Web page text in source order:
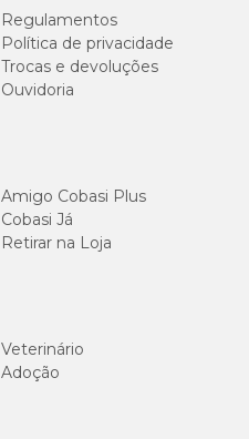
Regulamentos
Política de privacidade
Trocas e devoluções
Ouvidoria
Amigo Cobasi Plus
Cobasi Já
Retirar na Loja
Veterinário
Adoção